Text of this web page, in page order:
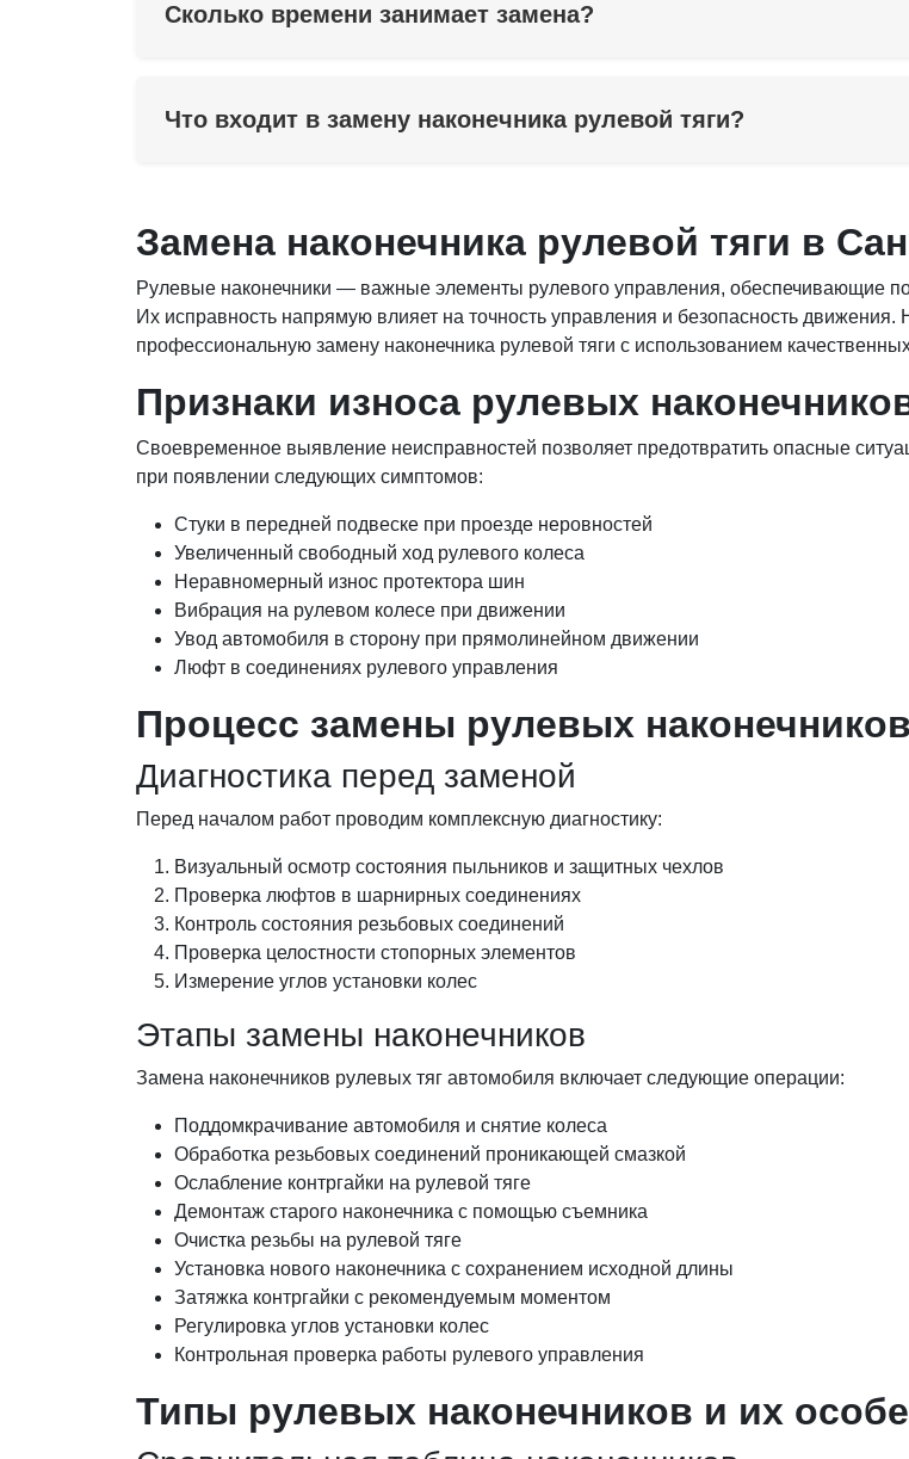
Сколько времени занимает замена?
Что входит в замену наконечника рулевой тяги?
Замена наконечника рулевой тяги в
Рулевые наконечники — важные элементы рулевого управления, обеспечивающие
Их исправность напрямую влияет на точность управления и безопасность
профессиональную замену наконечника рулевой тяги с использованием
Признаки износа рулевых
Своевременное выявление неисправностей позволяет предотвратить опасные
при появлении следующих симптомов:
Стуки в передней подвеске при проезде неровностей
Увеличенный свободный ход рулевого колеса
Неравномерный износ протектора шин
Вибрация на рулевом колесе при движении
Увод автомобиля в сторону при прямолинейном движении
Люфт в соединениях рулевого управления
Процесс замены рулевых наконечников
Диагностика перед заменой
Перед началом работ проводим комплексную диагностику:
Визуальный осмотр состояния пыльников и защитных чехлов
Проверка люфтов в шарнирных соединениях
Контроль состояния резьбовых соединений
Проверка целостности стопорных элементов
Измерение углов установки колес
Этапы замены наконечников
Замена наконечников рулевых тяг автомобиля включает следующие операции:
Поддомкрачивание автомобиля и снятие колеса
Обработка резьбовых соединений проникающей смазкой
Ослабление контргайки на рулевой тяге
Демонтаж старого наконечника с помощью съемника
Очистка резьбы на рулевой тяге
Установка нового наконечника с сохранением исходной длины
Затяжка контргайки с рекомендуемым моментом
Регулировка углов установки колес
Контрольная проверка работы рулевого управления
Типы рулевых наконечников и их